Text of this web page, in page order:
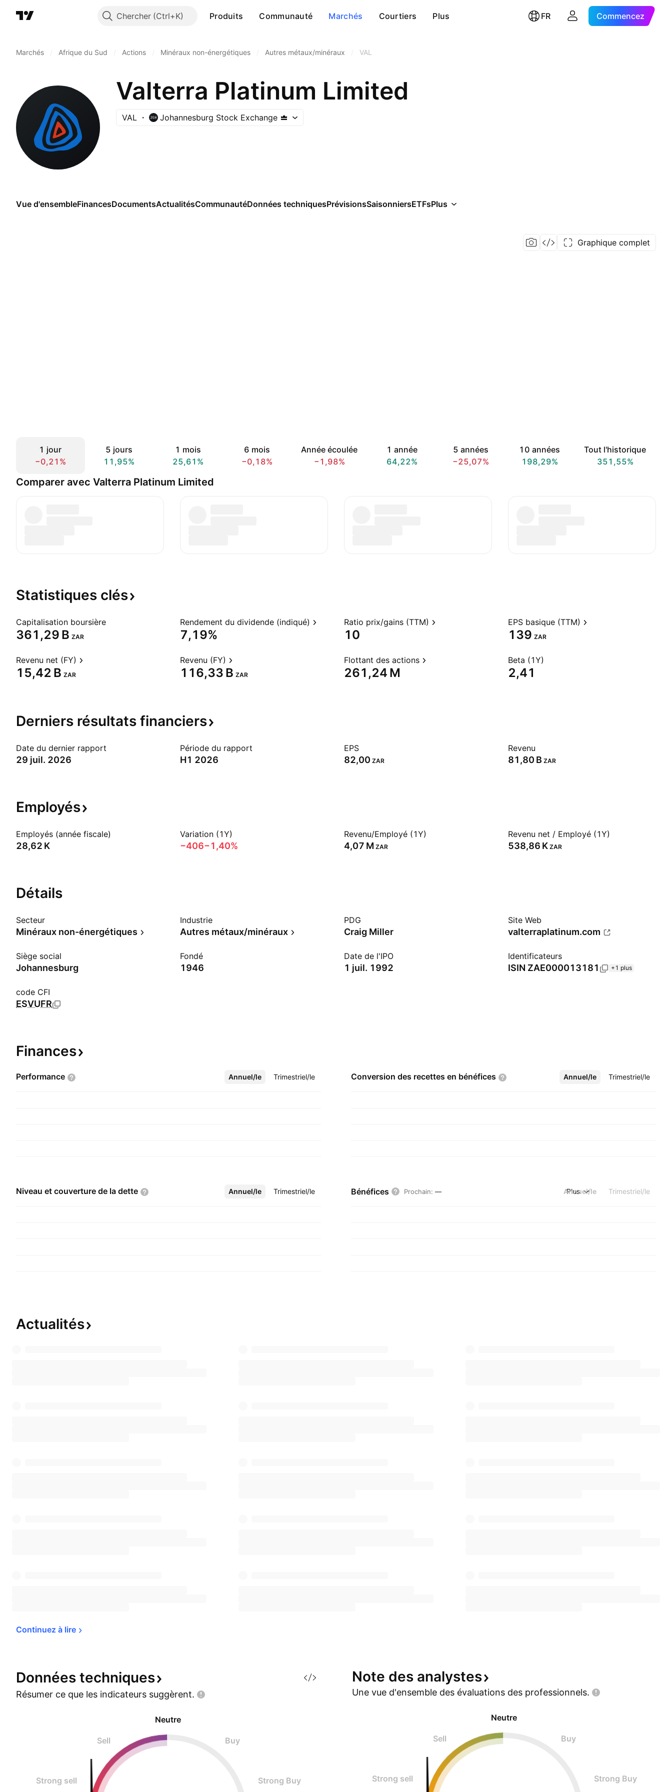
Chercher Produits Communauté Marchés Courtiers Plus FR Commencez
Marchés Afrique du Sud Actions Minéraux non-énergétiques Autres métaux/minéraux VAL
Valterra Platinum Limited
VAL Johannesburg Stock Exchange
Vue d'ensembleFinancesDocumentsActualitésCommunautéDonnées techniquesPrévisionsSaisonniersETFsPlus
Graphique complet
1 jour
−0,21%
5 jours
11,95%
1 mois
25,61%
6 mois
−0,18%
Année écoulée
−1,98%
1 année
64,22%
5 années
−25,07%
10 années
198,29%
Tout l'historique
351,55%
Comparer avec Valterra Platinum Limited
Statistiques clés
Capitalisation boursière
‪361,29 B‬ ZAR
Rendement du dividende (indiqué)
7,19%
Ratio prix/gains (TTM)
10
EPS basique (TTM)
139 ZAR
Revenu net (FY)
‪15,42 B‬ ZAR
Revenu (FY)
‪116,33 B‬ ZAR
Flottant des actions
‪261,24 M‬
Beta (1Y)
2,41
Derniers résultats financiers
Date du dernier rapport
29 juil. 2026
Période du rapport
H1 2026
EPS
82,00 ZAR
Revenu
‪81,80 B‬ ZAR
Employés
Employés (année fiscale)
‪28,62 K‬
Variation (1Y)
−406−1,40%
Revenu/Employé (1Y)
‪4,07 M‬ ZAR
Revenu net / Employé (1Y)
‪538,86 K‬ ZAR
Détails
Secteur
Minéraux non-énergétiques
Industrie
Autres métaux/minéraux
PDG
Craig Miller
Site Web
valterraplatinum.com
Siège social
Johannesburg
Fondé
1946
Date de l'IPO
1 juil. 1992
Identificateurs
ISIN ZAE000013181 +1 plus
code CFI
ESVUFR
Finances
Performance Annuel/le Trimestriel/le
Plus Conversion des recettes en bénéfices Annuel/le Trimestriel/le
Plus
Niveau et couverture de la dette Annuel/le Trimestriel/le
Plus Bénéfices Prochain: — Annuel/le Trimestriel/le
Plus
Actualités
Continuez à lire
Données techniques
Résumer ce que les indicateurs suggèrent.
Neutre
Sell Buy
Strong sell Strong Buy
Note des analystes
Une vue d'ensemble des évaluations des professionnels.
Neutre
Sell Buy
Strong sell Strong Buy